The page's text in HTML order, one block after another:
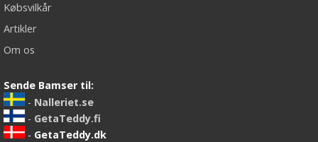
Købsvilkår
Artikler
Om os
Sende Bamser til:
- Nalleriet.se
- GetaTeddy.fi
- GetaTeddy.dk